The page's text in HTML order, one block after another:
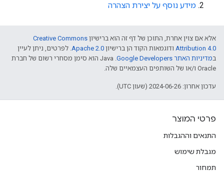
מידע נוסף על יצירת הצהרה
אלא אם צוין אחרת, התוכן של דף זה הוא ברישיון Creative Commons
Attribution 4.0 ודוגמאות הקוד הן ברישיון Apache 2.0. לפרטים, ניתן לעיין
במדיניות האתר Google Developers‏
.‏ Java הוא סימן מסחרי רשום של חברת
Oracle ו/או של השותפים העצמאיים שלה.
עדכון אחרון: 2024-06-26 (שעון UTC).
פרטי המוצר
התנאים וההגבלות
מגבלת שימוש
תמחור